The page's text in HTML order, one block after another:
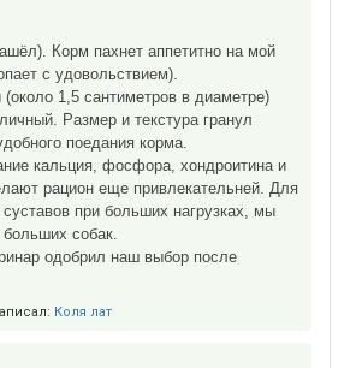
Корм пахнет аппетитно на мой
с удовольствием).
1,5 сантиметров в диаметре)
Размер и текстура гранул
поедания корма.
кальция, фосфора, хондроитина и
рацион еще привлекательней. Для
суставов при больших нагрузках, мы
собак.
одобрил наш выбор после
Коля лат